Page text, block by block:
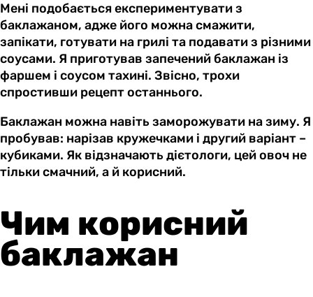
Мені подобається експериментувати з
баклажаном, адже його можна смажити,
запікати, готувати на грилі та подавати з різними
соусами. Я приготував запечений баклажан із
фаршем і соусом тахині. Звісно, трохи
спростивши рецепт останнього.
Баклажан можна навіть заморожувати на зиму. Я
пробував: нарізав кружечками і другий варіант –
кубиками. Як відзначають дієтологи, цей овоч не
тільки смачний, а й корисний.
Чим корисний
баклажан